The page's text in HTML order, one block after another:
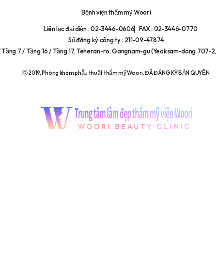
Bệnh viện thẩm mỹ Woori
Liên lạc đại diện : 02-3446-0606
FAX : 02-3446-0770
Số đăng ký công ty : 211-09-47874
Tầng 7 / Tầng 16 / Tầng 17, Teheran-ro, Gangnam-gu (Yeoksam-dong 707-
ⓒ 2019, Phòng khám phẫu thuật thẩm mỹ Woori. ĐÃ ĐĂNG KÝ BẢN QUYỀN.